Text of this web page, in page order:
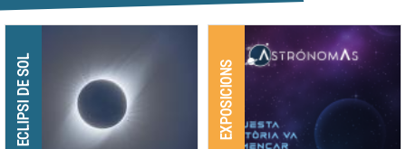
ECLIPSI DE SOL EXPOSICIONS